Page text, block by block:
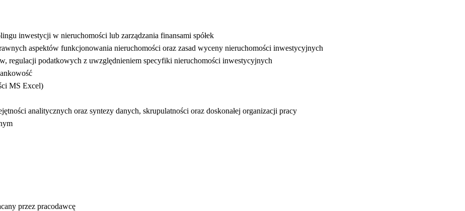
inwestycji w nieruchomości lub zarządzania finansami spółek
aspektów funkcjonowania nieruchomości oraz zasad wyceny nieruchomości inwestycyjnych
regulacji podatkowych z uwzględnieniem specyfiki nieruchomości inwestycyjnych
MS Excel)
analitycznych oraz syntezy danych, skrupulatności oraz doskonałej organizacji pracy
przez pracodawcę